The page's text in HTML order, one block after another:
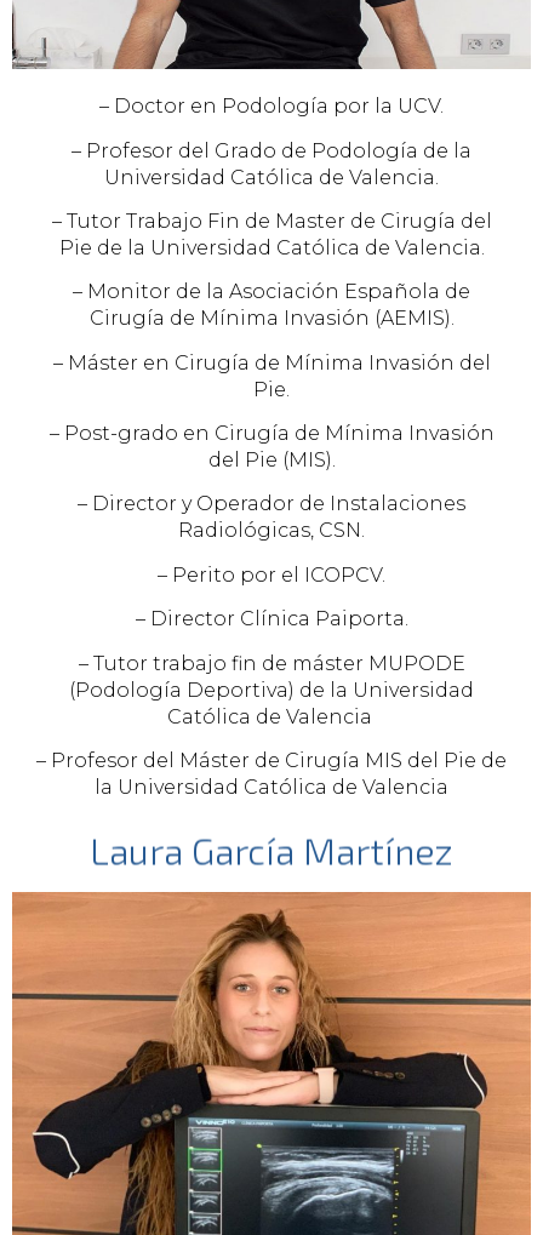
– Doctor en Podología por la UCV.
– Profesor del Grado de Podología de la
Universidad Católica de Valencia.
– Tutor Trabajo Fin de Master de Cirugía del
Pie de la Universidad Católica de Valencia.
– Monitor de la Asociación Española de
Cirugía de Mínima Invasión (AEMIS).
– Máster en Cirugía de Mínima Invasión del
Pie.
– Post-grado en Cirugía de Mínima Invasión
del Pie (MIS).
– Director y Operador de Instalaciones
Radiológicas, CSN.
– Perito por el ICOPCV.
– Director Clínica Paiporta.
– Tutor trabajo fin de máster MUPODE
(Podología Deportiva) de la Universidad
Católica de Valencia
– Profesor del Máster de Cirugía MIS del Pie de
la Universidad Católica de Valencia
Laura García Martínez